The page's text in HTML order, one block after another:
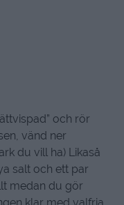
och rör
vänd ner
du vill ha) Likaså
salt och ett par
medan du gör